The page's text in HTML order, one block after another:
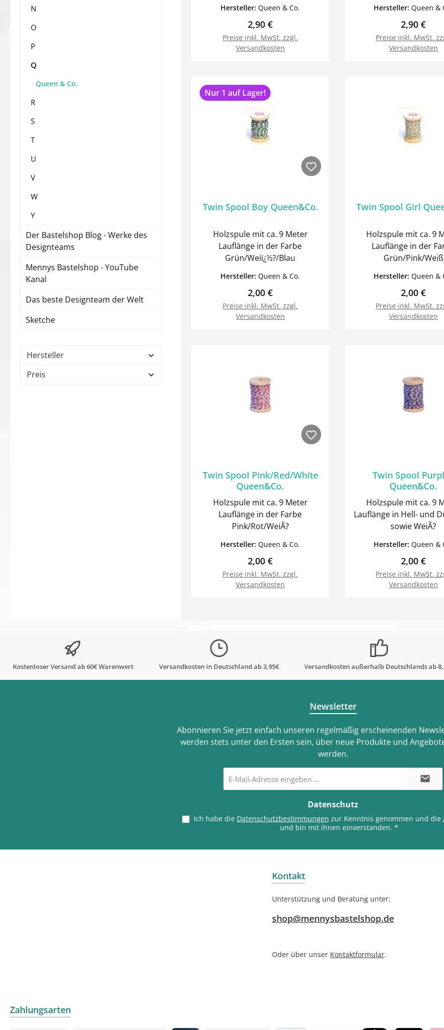
N
O
P
Q
Queen & Co.
R
S
T
U
V
W
Y
Der Bastelshop Blog - Werke des
Designteams
Mennys Bastelshop - YouTube
Kanal
Das beste Designteam der Welt
Sketche
Hersteller
Preis
Hersteller:Queen & Co.
Regulärer Preis:
2,90 €
Preise inkl. MwSt. zzgl.
Versandkosten
Hersteller:Queen &
Regulärer
2,90 €
Preise inkl. MwSt.
Versandkosten
Nur 1 auf Lager!
Twin Spool Boy Queen&Co.
Holzspule mit ca. 9 Meter
Lauflänge in der Farbe
Grün/Weiï¿½?/Blau
Hersteller:Queen & Co.
Regulärer Preis:
2,00 €
Preise inkl. MwSt. zzgl.
Versandkosten
Twin Spool Girl
Holzspule mit ca. 9
Lauflänge in der
Grün/Pink/Weiß
Hersteller:Queen &
Regulärer
2,00 €
Preise inkl. MwSt.
Versandkosten
Twin Spool Pink/Red/White
Queen&Co.
Holzspule mit ca. 9 Meter
Lauflänge in der Farbe
Pink/Rot/WeiÃ?
Hersteller:Queen & Co.
Regulärer Preis:
2,00 €
Preise inkl. MwSt. zzgl.
Versandkosten
Twin Spool
Queen&Co.
Holzspule mit ca. 9
Lauflänge in Hell- und
sowie WeiÃ?
Hersteller:Queen &
Regulärer
2,00 €
Preise inkl. MwSt.
Versandkosten
Kostenloser Versand ab 60€ Warenwert Versandkosten in Deutschland ab 3,95€ Versandkosten außerhalb Deutschlands ab
Newsletter
Abonnieren Sie jetzt einfach unseren regelmäßig erscheinenden
werden stets unter den Ersten sein, über neue Produkte und
werden.
Mail-
Adresse
Datenschutz
Ich habe die Datenschutzbestimmungen zur Kenntnis genommen und die
und bin mit ihnen einverstanden. *
Kontakt
Unterstützung und Beratung unter:
shop@mennysbastelshop.de
Oder über unser Kontaktformular.
Zahlungsarten